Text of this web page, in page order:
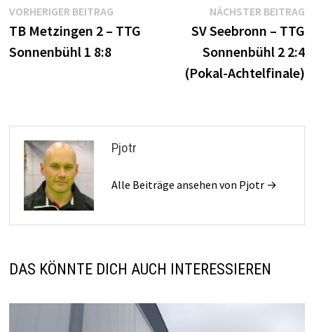
Beitrags-
Navigation
VORHERIGER BEITRAGVorheriger
Beitrag:
TB Metzingen 2 – TTG
Sonnenbühl 1 8:8
NÄCHSTER BEITRAG
SV Seebronn – TTG
Sonnenbühl 2 2:4
(Pokal-Achtelfinale)
Pjotr
Alle Beiträge ansehen von Pjotr →
DAS KÖNNTE DICH AUCH INTERESSIEREN